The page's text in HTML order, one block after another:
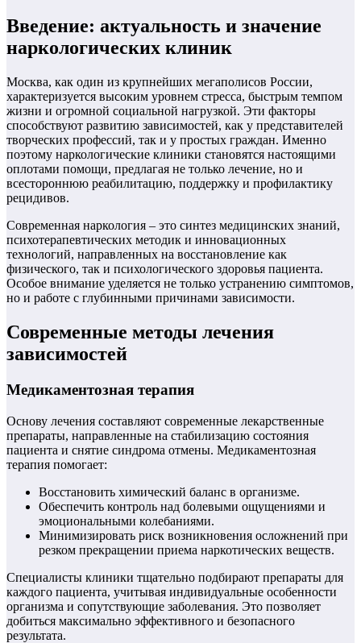
Введение: актуальность и значение
наркологических клиник
Москва, как один из крупнейших мегаполисов России,
характеризуется высоким уровнем стресса, быстрым темпом
жизни и огромной социальной нагрузкой. Эти факторы
способствуют развитию зависимостей, как у представителей
творческих профессий, так и у простых граждан. Именно
поэтому наркологические клиники становятся настоящими
оплотами помощи, предлагая не только лечение, но и
всестороннюю реабилитацию, поддержку и профилактику
рецидивов.
Современная наркология – это синтез медицинских знаний,
психотерапевтических методик и инновационных
технологий, направленных на восстановление как
физического, так и психологического здоровья пациента.
Особое внимание уделяется не только устранению симптомов,
но и работе с глубинными причинами зависимости.
Современные методы лечения
зависимостей
Медикаментозная терапия
Основу лечения составляют современные лекарственные
препараты, направленные на стабилизацию состояния
пациента и снятие синдрома отмены. Медикаментозная
терапия помогает:
Восстановить химический баланс в организме.
Обеспечить контроль над болевыми ощущениями и
эмоциональными колебаниями.
Минимизировать риск возникновения осложнений при
резком прекращении приема наркотических веществ.
Специалисты клиники тщательно подбирают препараты для
каждого пациента, учитывая индивидуальные особенности
организма и сопутствующие заболевания. Это позволяет
добиться максимально эффективного и безопасного
результата.